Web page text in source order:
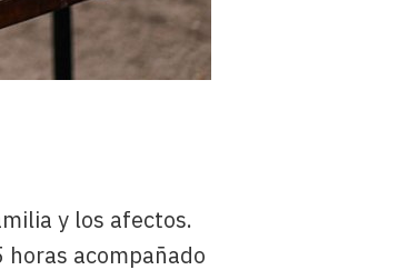
y los afectos.
acompañado